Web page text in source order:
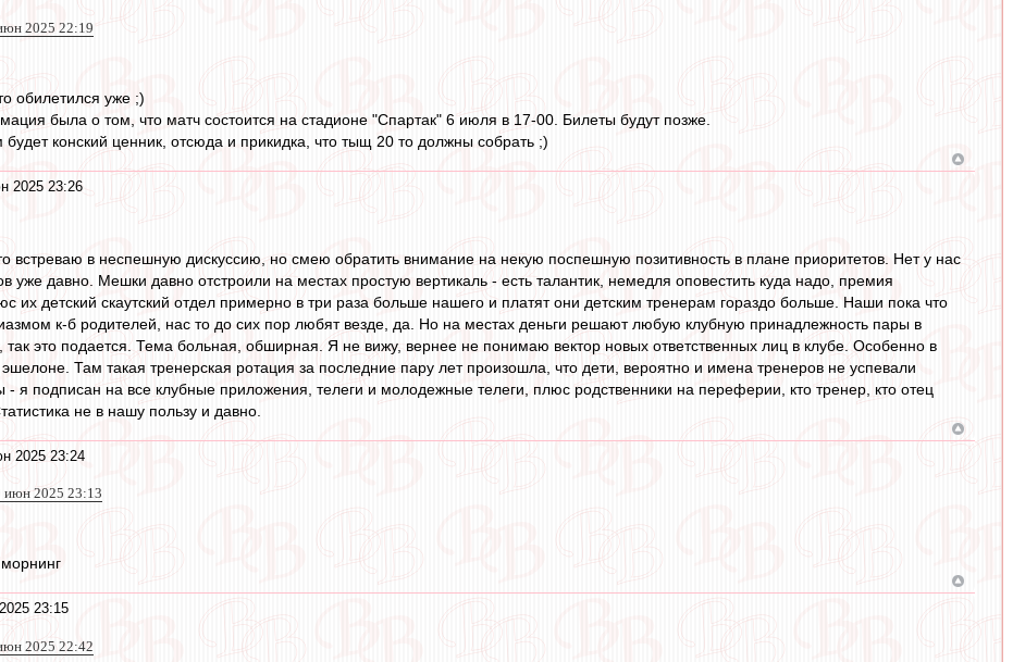
2025 22:19
обилетился уже ;)
была о том, что матч состоится на стадионе "Спартак" 6 июля в 17-00. Билеты будут позже.
будет конский ценник, отсюда и прикидка, что тыщ 20 то должны собрать ;)
2025 23:26
встреваю в неспешную дискуссию, но смею обратить внимание на некую поспешную позитивность в плане приоритетов. Нет у нас
уже давно. Мешки давно отстроили на местах простую вертикаль - есть талантик, немедля оповестить куда надо, премия
их детский скаутский отдел примерно в три раза больше нашего и платят они детским тренерам гораздо больше. Наши пока что
к-б родителей, нас то до сих пор любят везде, да. Но на местах деньги решают любую клубную принадлежность пары в
так это подается. Тема больная, обширная. Я не вижу, вернее не понимаю вектор новых ответственных лиц в клубе. Особенно в
Там такая тренерская ротация за последние пару лет произошла, что дети, вероятно и имена тренеров не успевали
я подписан на все клубные приложения, телеги и молодежные телеги, плюс родственники на переферии, кто тренер, кто отец
не в нашу пользу и давно.
2025 23:24
июн 2025 23:13
23:15
2025 22:42